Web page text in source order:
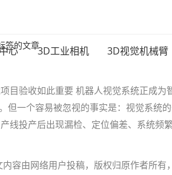
心 3D工业相机 3D视觉机械臂
签的文章
目验收如此重要 机器人视觉系统正成
但一个容易被忽视的事实是：视觉系统
线投产后出现漏检、定位偏差、系统
内容由网络用户投稿，版权归原作者所